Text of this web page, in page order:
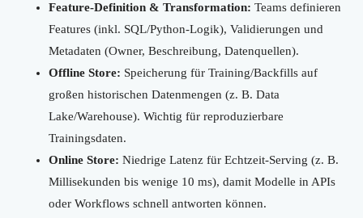
Feature-Definition & Transformation: Teams definieren
Features (inkl. SQL/Python-Logik), Validierungen und
Metadaten (Owner, Beschreibung, Datenquellen).
Offline Store: Speicherung für Training/Backfills auf
großen historischen Datenmengen (z. B. Data
Lake/Warehouse). Wichtig für reproduzierbare
Trainingsdaten.
Online Store: Niedrige Latenz für Echtzeit-Serving (z. B.
Millisekunden bis wenige 10 ms), damit Modelle in APIs
oder Workflows schnell antworten können.